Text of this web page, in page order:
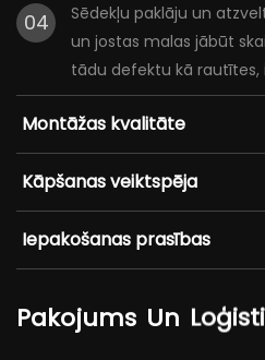
04
Sēdekļu paklāju un
un jostas malas jābūt
tādu defektu kā rautītes,
Montāžas kvalitāte
Kāpšanas veiktspēja
Iepakošanas prasības
Pakojums Un